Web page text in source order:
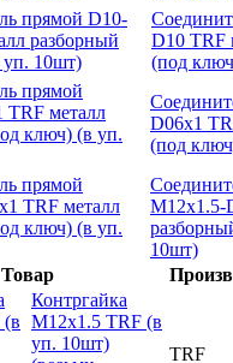
D10 TRF
(под
D06x1
(под
M12x1.5-
10шт)
Товар
Контргайка
M12x1.5 TRF (в
уп. 10шт)
TRF